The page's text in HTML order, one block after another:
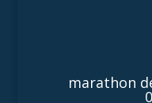
marathon